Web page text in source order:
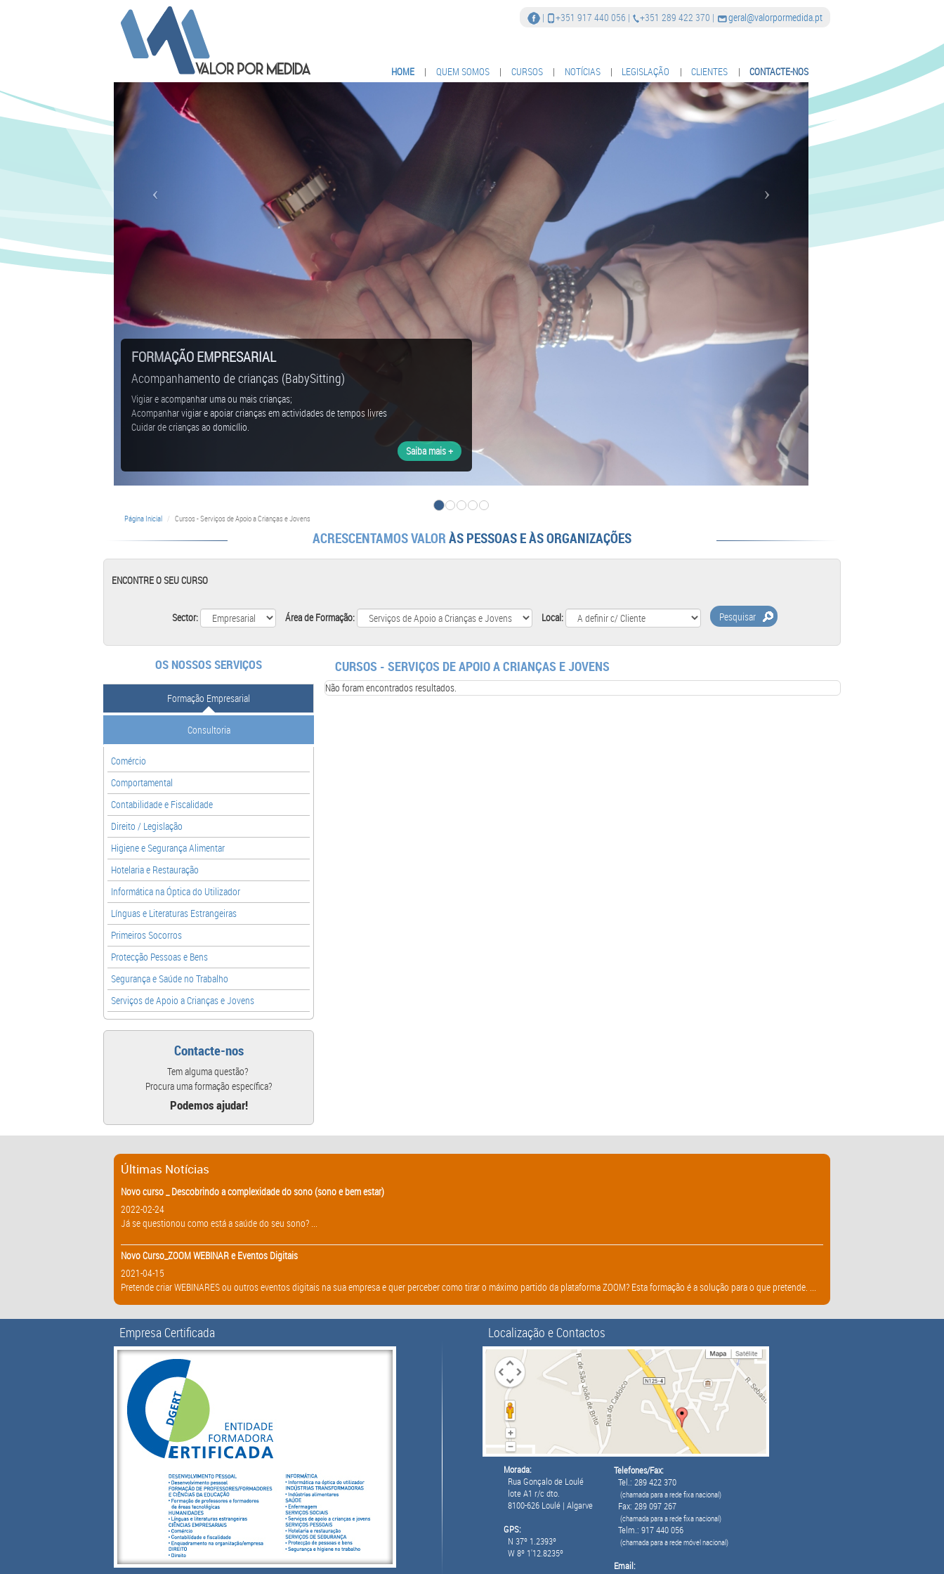
| +351 917 440 056 | +351 289 422 370 | geral@valorpormedida.pt
HOME | QUEM SOMOS | CURSOS | NOTÍCIAS | LEGISLAÇÃO | CLIENTES | CONTACTE-NOS
FORMAÇÃO EMPRESARIAL
Acompanhamento de crianças (BabySitting)
Vigiar e acompanhar uma ou mais crianças;
Acompanhar vigiar e apoiar crianças em actividades de tempos livres
Cuidar de crianças ao domicílio.
Saiba mais +
Página Inicial Cursos - Serviços de Apoio a Crianças e Jovens
ACRESCENTAMOS VALORÀS PESSOAS E ÀS ORGANIZAÇÕES
ENCONTRE O SEU CURSO
Sector: Área de Formação: Local: Pesquisar
OS NOSSOS SERVIÇOS
Formação Empresarial
Consultoria
Comércio
Comportamental
Contabilidade e Fiscalidade
Direito / Legislação
Higiene e Segurança Alimentar
Hotelaria e Restauração
Informática na Óptica do Utilizador
Línguas e Literaturas Estrangeiras
Primeiros Socorros
Protecção Pessoas e Bens
Segurança e Saúde no Trabalho
Serviços de Apoio a Crianças e Jovens
Contacte-nos
Tem alguma questão?
Procura uma formação específica?
Podemos ajudar!
CURSOS - SERVIÇOS DE APOIO A CRIANÇAS E JOVENS
Não foram encontrados resultados.
Últimas Notícias
Novo curso _ Descobrindo a complexidade do sono (sono e bem estar)
2022-02-24
Já se questionou como está a saúde do seu sono? ...
Novo Curso_ZOOM WEBINAR e Eventos Digitais
2021-04-15
Pretende criar WEBINARES ou outros eventos digitais na sua empresa e quer perceber como tirar o máximo partido da plataforma ZOOM? Esta formação é a solução para o que pretende. ...
Empresa Certificada Localização e Contactos
Morada:
Rua Gonçalo de Loulé
lote A1 r/c dto.
8100-626 Loulé | Algarve
GPS:
N 37º 1.2393º
W 8º 1'12.8235º
Telefones/Fax:
Tel.: 289 422 370
(chamada para a rede fixa nacional)
Fax: 289 097 267
(chamada para a rede fixa nacional)
Telm.: 917 440 056
(chamada para a rede móvel nacional)
Email: